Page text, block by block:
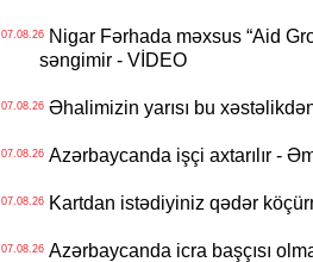
07.08.26Nigar Fərhada məxsus “Aid
səngimir - VİDEO
07.08.26Əhalimizin yarısı bu
07.08.26Azərbaycanda işçi axtarılır -
07.08.26Kartdan istədiyiniz qədər
07.08.26Azərbaycanda icra başçısı